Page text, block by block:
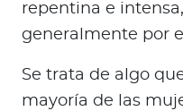
repentina e
generalmente por
Se trata de algo
mayoría de las